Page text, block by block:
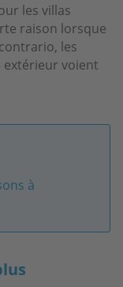
les villas
raison lorsque
les
extérieur voient
à